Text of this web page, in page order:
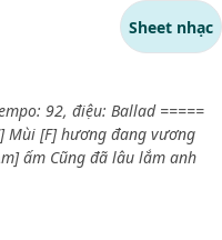
Sheet nhạc
92, điệu: Ballad =====
[F] hương đang vương
ấm Cũng đã lâu lắm anh